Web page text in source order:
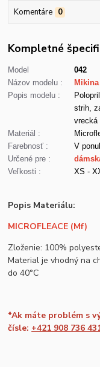
Komentáre 0
Kompletné
Model
042
Názov modelu :
Popis modelu :
strih,
vrecká
Materiál :
Farebnosť :
V
Určené pre :
Veľkosti :
XS -
Popis Materiálu:
MICROFLEACE (Mf)
Zloženie: 100%
Material je vhodný na
do 40°C
*Ak máte problém s
čísle: +421 908 736